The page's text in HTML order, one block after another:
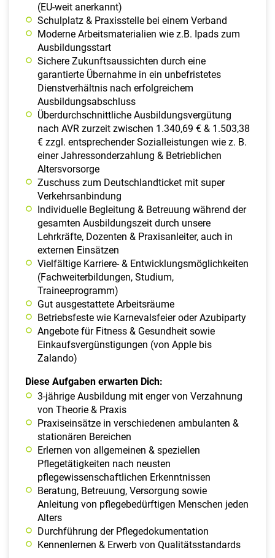
(EU-weit anerkannt)
Schulplatz & Praxisstelle bei einem Verband
Moderne Arbeitsmaterialien wie z.B. Ipads zum
Ausbildungsstart
Sichere Zukunftsaussichten durch eine
garantierte Übernahme in ein unbefristetes
Dienstverhältnis nach erfolgreichem
Ausbildungsabschluss
Überdurchschnittliche Ausbildungsvergütung
nach AVR zurzeit zwischen 1.340,69 € & 1.503,38
€ zzgl. entsprechender Sozialleistungen wie z. B.
einer Jahressonderzahlung & Betrieblichen
Altersvorsorge
Zuschuss zum Deutschlandticket mit super
Verkehrsanbindung
Individuelle Begleitung & Betreuung während der
gesamten Ausbildungszeit durch unsere
Lehrkräfte, Dozenten & Praxisanleiter, auch in
externen Einsätzen
Vielfältige Karriere- & Entwicklungsmöglichkeiten
(Fachweiterbildungen, Studium,
Traineeprogramm)
Gut ausgestattete Arbeitsräume
Betriebsfeste wie Karnevalsfeier oder Azubiparty
Angebote für Fitness & Gesundheit sowie
Einkaufsvergünstigungen (von Apple bis
Zalando)
Diese Aufgaben erwarten Dich:
3-jährige Ausbildung mit enger von Verzahnung
von Theorie & Praxis
Praxiseinsätze in verschiedenen ambulanten &
stationären Bereichen
Erlernen von allgemeinen & speziellen
Pflegetätigkeiten nach neusten
pflegewissenschaftlichen Erkenntnissen
Beratung, Betreuung, Versorgung sowie
Anleitung von pflegebedürftigen Menschen jeden
Alters
Durchführung der Pflegedokumentation
Kennenlernen & Erwerb von Qualitätsstandards